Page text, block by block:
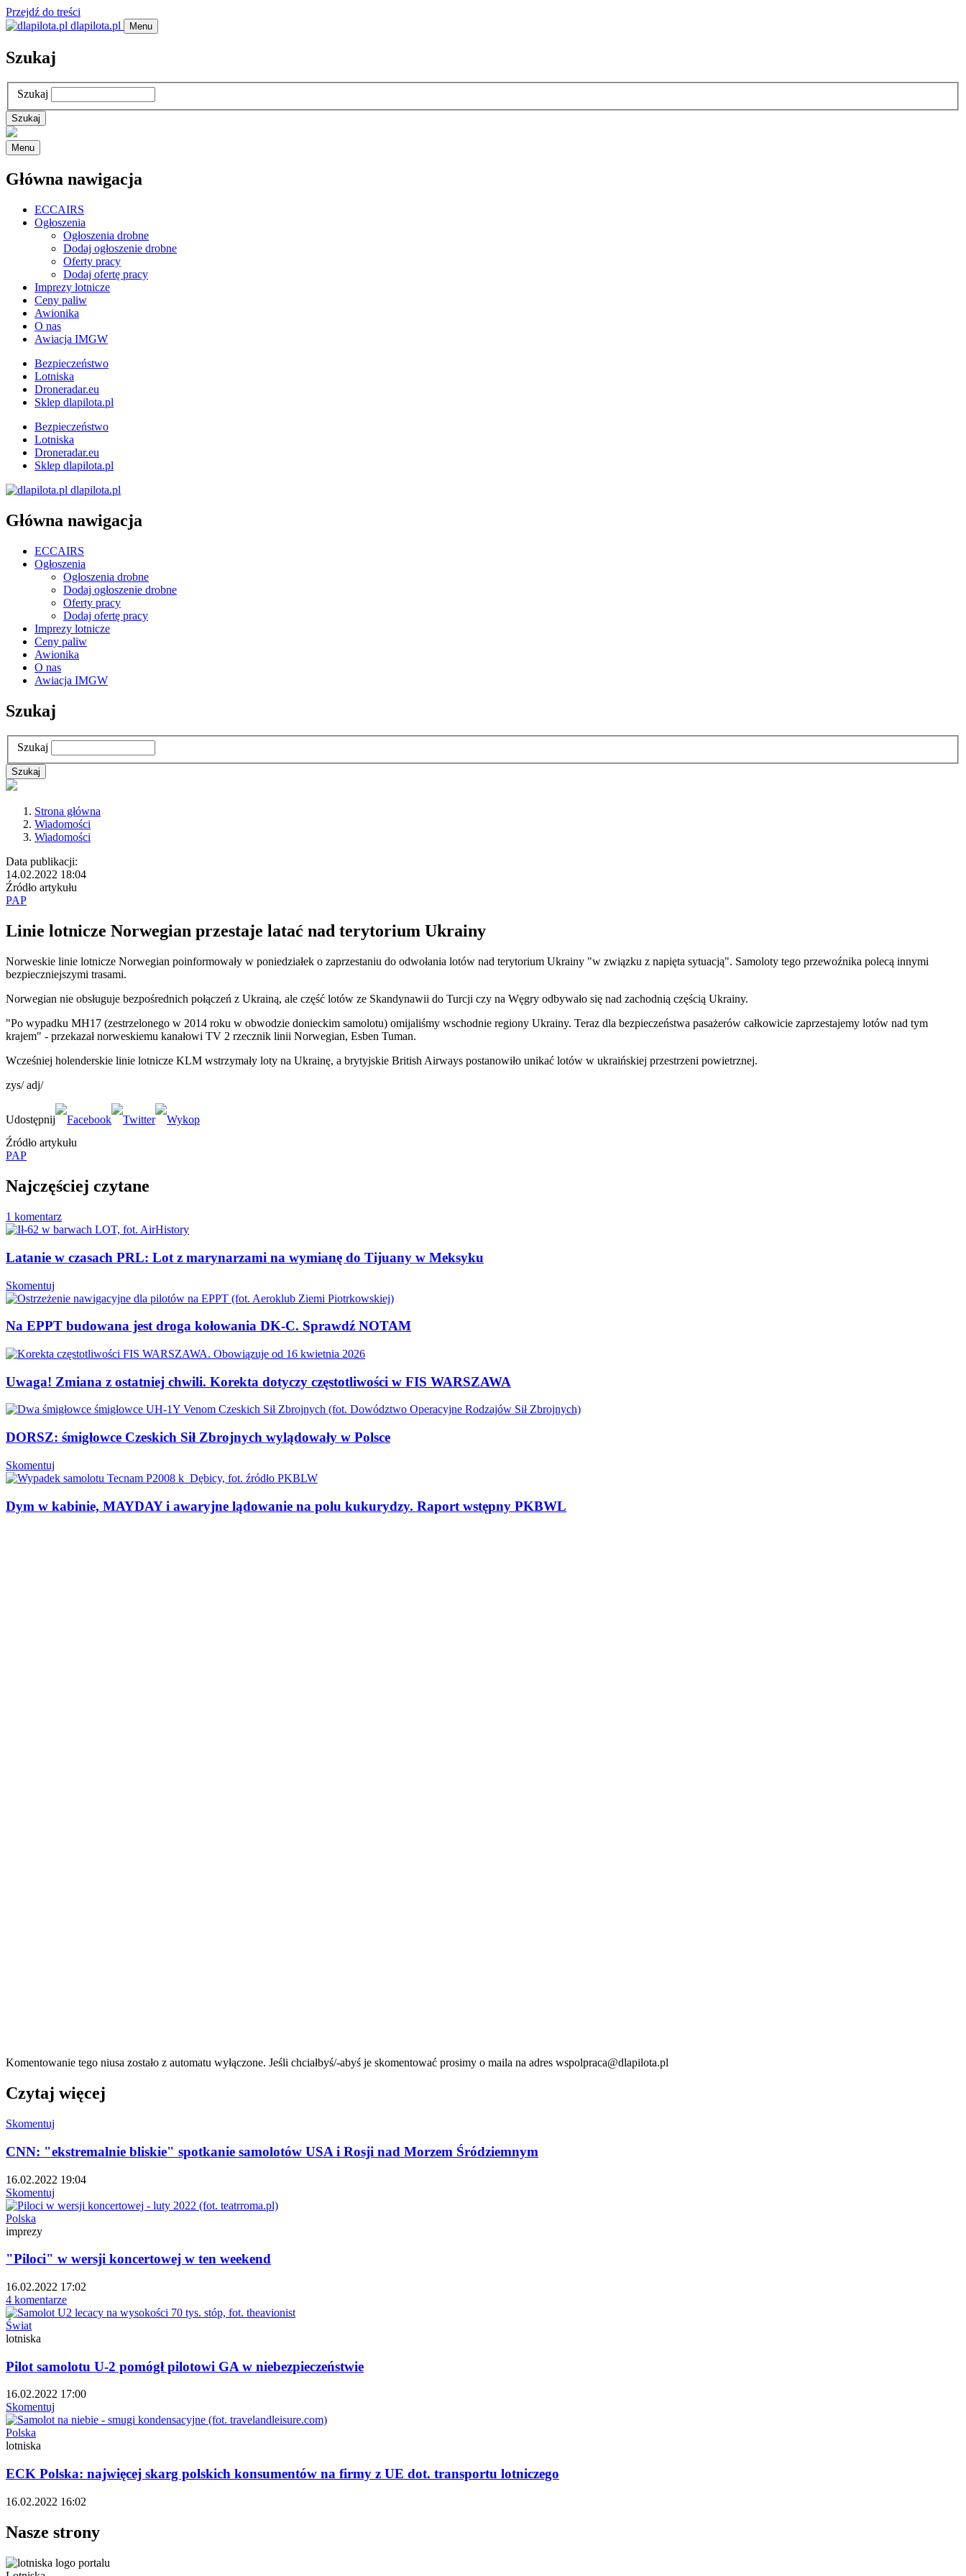
Przejdź do treści
dlapilota.pl
Menu
Szukaj
Szukaj
Menu
Główna nawigacja
ECCAIRS
Ogłoszenia
Ogłoszenia drobne
Dodaj ogłoszenie drobne
Oferty pracy
Dodaj ofertę pracy
Imprezy lotnicze
Ceny paliw
Awionika
O nas
Awiacja IMGW
Bezpieczeństwo
Lotniska
Droneradar.eu
Sklep dlapilota.pl
Bezpieczeństwo
Lotniska
Droneradar.eu
Sklep dlapilota.pl
dlapilota.pl
Główna nawigacja
ECCAIRS
Ogłoszenia
Ogłoszenia drobne
Dodaj ogłoszenie drobne
Oferty pracy
Dodaj ofertę pracy
Imprezy lotnicze
Ceny paliw
Awionika
O nas
Awiacja IMGW
Szukaj
Szukaj
Strona główna
Wiadomości
Wiadomości
Data publikacji:
14.02.2022 18:04
Źródło artykułu
PAP
Linie lotnicze Norwegian przestaje latać nad terytorium Ukrainy
Norweskie linie lotnicze Norwegian poinformowały w poniedziałek o zaprzestaniu do odwołania lotów nad terytorium Ukrainy "w związku z napięta sytuacją". Samoloty tego przewoźnika polecą innymi
bezpieczniejszymi trasami.
Norwegian nie obsługuje bezpośrednich połączeń z Ukrainą, ale część lotów ze Skandynawii do Turcji czy na Węgry odbywało się nad zachodnią częścią Ukrainy.
"Po wypadku MH17 (zestrzelonego w 2014 roku w obwodzie donieckim samolotu) omijaliśmy wschodnie regiony Ukrainy. Teraz dla bezpieczeństwa pasażerów całkowicie zaprzestajemy lotów nad tym
krajem" - przekazał norweskiemu kanałowi TV 2 rzecznik linii Norwegian, Esben Tuman.
Wcześniej holenderskie linie lotnicze KLM wstrzymały loty na Ukrainę, a brytyjskie British Airways postanowiło unikać lotów w ukraińskiej przestrzeni powietrznej.
zys/ adj/
Źródło artykułu
PAP
Najczęściej czytane
1 komentarz
Latanie w czasach PRL: Lot z marynarzami na wymianę do Tijuany w Meksyku
Skomentuj
Na EPPT budowana jest droga kołowania DK-C. Sprawdź NOTAM
Uwaga! Zmiana z ostatniej chwili. Korekta dotyczy częstotliwości w FIS WARSZAWA
DORSZ: śmigłowce Czeskich Sił Zbrojnych wylądowały w Polsce
Skomentuj
Dym w kabinie, MAYDAY i awaryjne lądowanie na polu kukurydzy. Raport wstępny PKBWL
Komentowanie tego niusa zostało z automatu wyłączone. Jeśli chciałbyś/-abyś je skomentować prosimy o maila na adres wspolpraca@dlapilota.pl
Czytaj więcej
Skomentuj
CNN: "ekstremalnie bliskie" spotkanie samolotów USA i Rosji nad Morzem Śródziemnym
16.02.2022 19:04
Skomentuj
Polska
imprezy
"Piloci" w wersji koncertowej w ten weekend
16.02.2022 17:02
4 komentarze
Świat
lotniska
Pilot samolotu U-2 pomógł pilotowi GA w niebezpieczeństwie
16.02.2022 17:00
Skomentuj
Polska
lotniska
ECK Polska: najwięcej skarg polskich konsumentów na firmy z UE dot. transportu lotniczego
16.02.2022 16:02
Nasze strony